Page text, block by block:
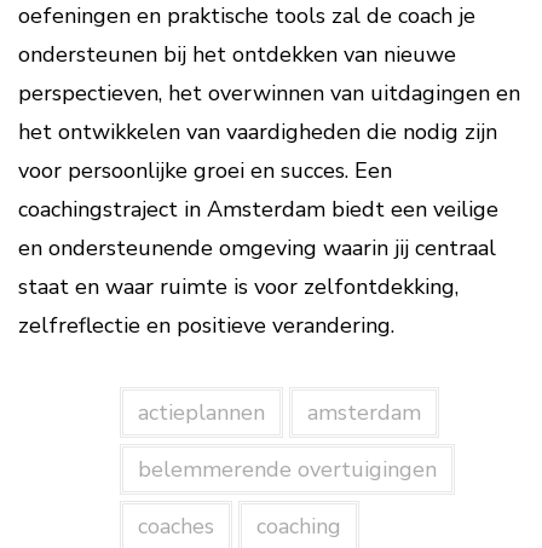
oefeningen en praktische tools zal de coach je
ondersteunen bij het ontdekken van nieuwe
perspectieven, het overwinnen van uitdagingen en
het ontwikkelen van vaardigheden die nodig zijn
voor persoonlijke groei en succes. Een
coachingstraject in Amsterdam biedt een veilige
en ondersteunende omgeving waarin jij centraal
staat en waar ruimte is voor zelfontdekking,
zelfreflectie en positieve verandering.
actieplannen
amsterdam
belemmerende overtuigingen
coaches
coaching